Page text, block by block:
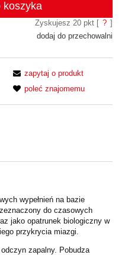
koszyka
Zyskujesz 20pkt [ ? ]
dodaj do przechowalni
zapytaj o produkt
poleć znajomemu
wypełnień na bazie
do czasowych
jako opatrunek biologiczny w
przykrycia miazgi.
odczyn zapalny. Pobudza